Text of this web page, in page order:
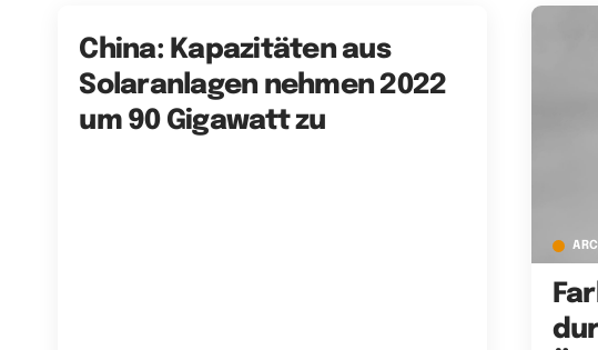
China: Kapazitäten aus
Solaranlagen nehmen 2022
um 90 Gigawatt zu